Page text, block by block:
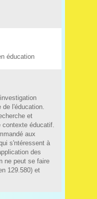
éducation
l'éducation.
et
éducatif.
aux
s'ntéressent à
des
ne peut se faire
129.580) et